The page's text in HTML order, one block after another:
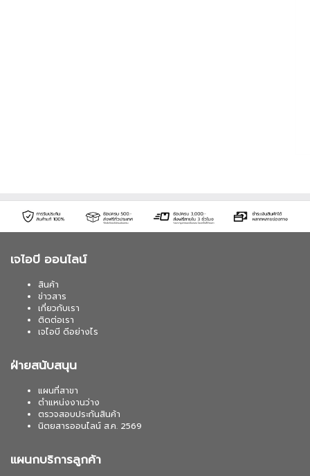
เจไอบี ออนไลน์
สินค้า
ข่าวสาร
เกี่ยวกับเรา
ติดต่อเรา
เจไอบี ดีอย่างไร
ฝ่ายสนับสนุน
แผนที่สาขา
ตำแหน่งงานว่าง
ตรวจสอบประกันสินค้า
นิตยสารออนไลน์ ส.ค. 2569
แผนกบริการลูกค้า